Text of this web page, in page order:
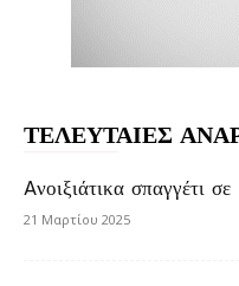
ΤΕΛΕΥΤΑΙΕΣ
Aνοιξιάτικα σπαγγέτι
21 Μαρτίου 2025